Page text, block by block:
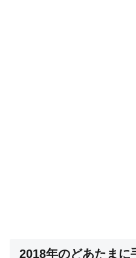
2018年のどあたまに